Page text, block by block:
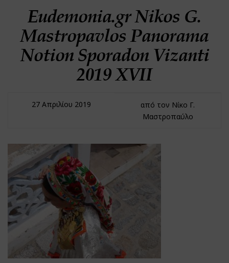
Eudemonia.gr Nikos G.
Mastropavlos Panorama
Notion Sporadon Vizanti
2019 XVII
27 Απριλίου 2019
από τον Νίκο Γ.
Μαστροπαύλο